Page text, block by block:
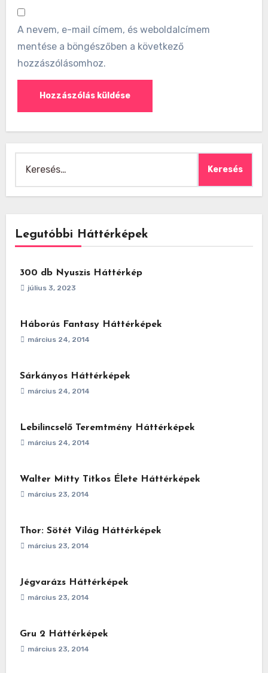
A nevem, e-mail címem, és weboldalcímem
mentése a böngészőben a következő
hozzászólásomhoz.
Legutóbbi Háttérképek
300 db Nyuszis Háttérkép
július 3, 2023
Háborús Fantasy Háttérképek
március 24, 2014
Sárkányos Háttérképek
március 24, 2014
Lebilincselő Teremtmény Háttérképek
március 24, 2014
Walter Mitty Titkos Élete Háttérképek
március 23, 2014
Thor: Sötét Világ Háttérképek
március 23, 2014
Jégvarázs Háttérképek
március 23, 2014
Gru 2 Háttérképek
március 23, 2014